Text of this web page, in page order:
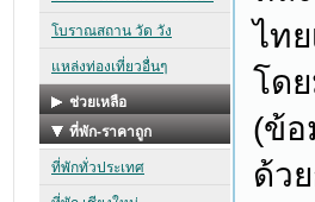
ไท
โด
(ข้อ
ด้ว